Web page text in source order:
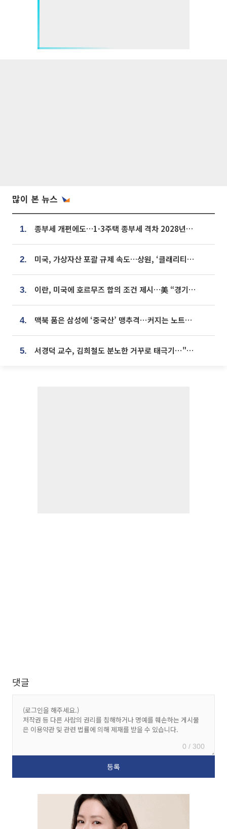
많이 본 뉴스
1. 종부세 개편에도…1·3주택 종부세 격차 2028년부터 확대
2. 미국, 가상자산 포괄 규제 속도…상원, ‘클래리티법’ 9월 절차투표 추진
3. 이란, 미국에 호르무즈 합의 조건 제시…美 “경기 아직 안 끝나” [종합]
4. 맥북 품은 삼성에 ‘중국산’ 맹추격⋯커지는 노트북 OLED 시장
5. 서경덕 교수, 김희철도 분노한 거꾸로 태극기⋯"엉터리는 아냐, 아쉬울 뿐"
댓글
0 / 300